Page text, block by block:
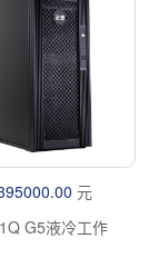
元
G5液冷工作